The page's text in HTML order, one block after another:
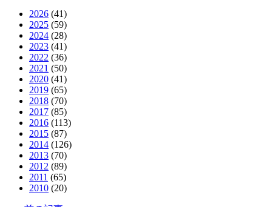
2026 (41)
2025 (59)
2024 (28)
2023 (41)
2022 (36)
2021 (50)
2020 (41)
2019 (65)
2018 (70)
2017 (85)
2016 (113)
2015 (87)
2014 (126)
2013 (70)
2012 (89)
2011 (65)
2010 (20)